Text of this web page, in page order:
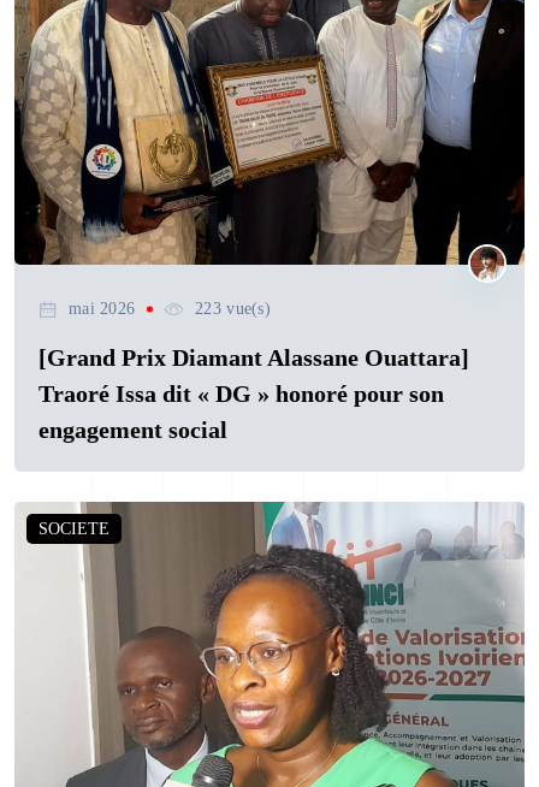
mai 2026 223 vue(s)
[Grand Prix Diamant Alassane Ouattara]
Traoré Issa dit « DG » honoré pour son
engagement social
SOCIETE